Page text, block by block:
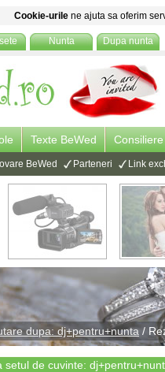
Cookie-urile ne ajuta sa oferim
Nunta Dupa nunta
Texte BeWed
BeWed Parteneri Link
dupa: dj+pentru+nunta/
setul de cuvinte: